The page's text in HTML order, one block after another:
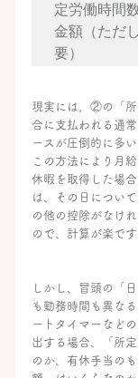
定労働時間
金額（ただ
現実には，②の「
合に支払われる通
ースが圧倒的に多
この方法により月
休暇を取得した場
は、その日につい
の他の控除がなけ
ので、計算が楽です
しかし、冒頭の「
も勤務時間も異な
ートタイマーなど
出する場合、「所
のか、有休手当の